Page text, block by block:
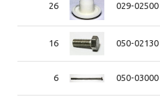
26 029-02500
16 050-02130
6 050-03000